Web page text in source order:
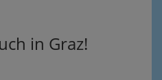
in Graz!